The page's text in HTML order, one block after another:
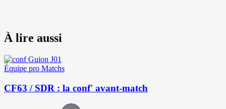
À lire aussi
Équipe pro Matchs
CF63 / SDR : la conf' avant-match